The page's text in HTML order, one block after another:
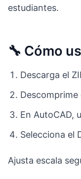
estudiantes.
🔧 Cómo
Descarga el
Descomprime
En AutoCAD,
Selecciona el
Ajusta escala